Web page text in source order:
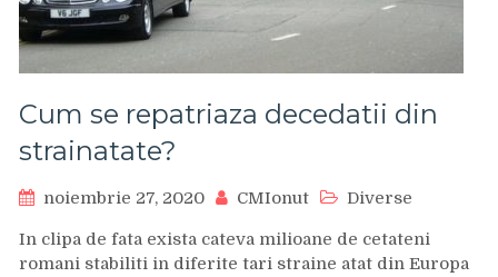
Cum se repatriaza decedatii din
strainatate?
noiembrie 27, 2020 CMIonut Diverse
In clipa de fata exista cateva milioane de cetateni
romani stabiliti in diferite tari straine atat din Europa